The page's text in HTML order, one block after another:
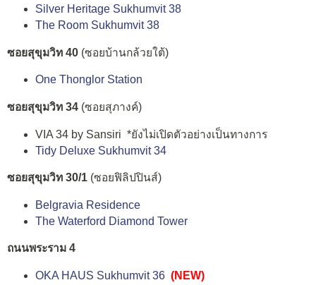
Silver Heritage Sukhumvit 38
The Room Sukhumvit 38
ซอยสุขุมวิท 40 (ซอยบ้านกล้วยใต้)
One Thonglor Station
ซอยสุขุมวิท 34 (ซอยสุภางค์)
VIA 34 by Sansiri *ยังไม่เปิดตัวอย่างเป็นทางการ
Tidy Deluxe Sukhumvit 34
ซอยสุขุมวิท 30/1 (ซอยฟิลิปปินส์)
Belgravia Residence
The Waterford Diamond Tower
ถนนพระราม 4
OKA HAUS Sukhumvit 36 (NEW)